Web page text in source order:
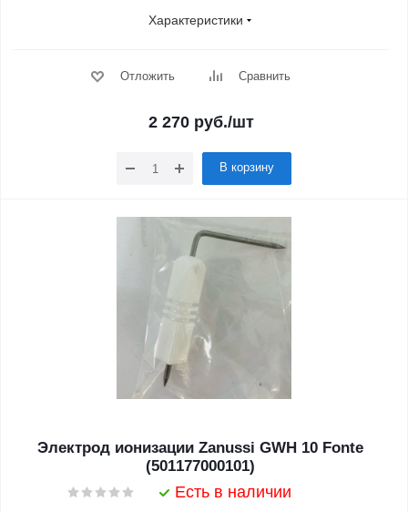
Характеристики
Отложить Сравнить
2 270руб./шт
В корзину
Электрод ионизации Zanussi GWH 10 Fonte
(501177000101)
Есть в наличии